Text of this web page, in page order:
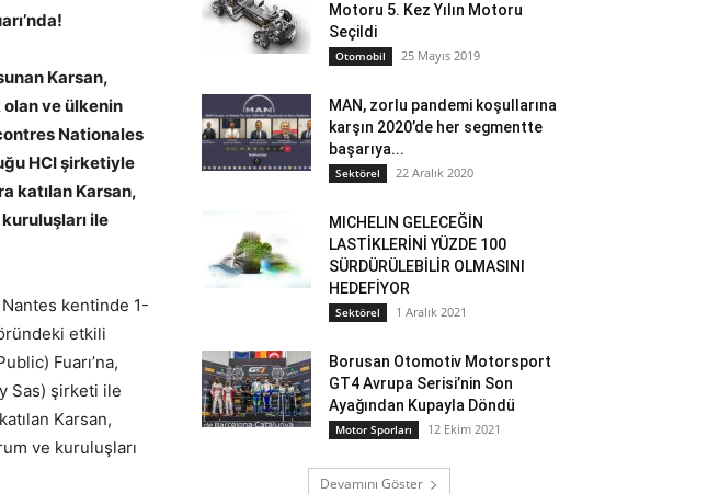
Karsan,
olan ve ülkenin
Nationales
HCI şirketiyle
katılan Karsan,
ile
Nantes kentinde 1-
etkili
Fuarı’na,
Sas) şirketi ile
Karsan,
ve kuruluşları
Motoru 5. Kez Yılın Motoru
Seçildi
Otomobil 25 Mayıs 2019
MAN, zorlu pandemi koşullarına
karşın 2020’de her segmentte
başarıya...
Sektörel 22 Aralık 2020
MICHELIN GELECEĞİN
LASTİKLERİNİ YÜZDE 100
SÜRDÜRÜLEBİLİR OLMASINI
HEDEFİYOR
Sektörel 1 Aralık 2021
Borusan Otomotiv Motorsport
GT4 Avrupa Serisi’nin Son
Ayağından Kupayla Döndü
Motor Sporları 12 Ekim 2021
Devamını Göster